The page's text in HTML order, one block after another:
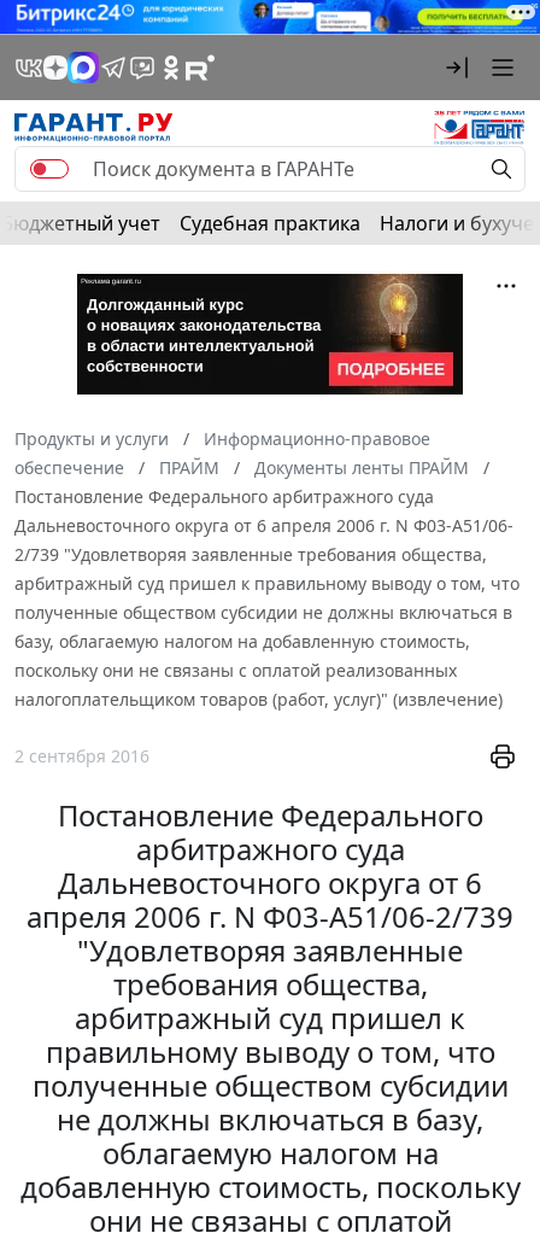
Бюджетный учет Судебная практика Налоги и
Продукты и услуги
Информационно-правовое
обеспечение
ПРАЙМ
Документы ленты ПРАЙМ
Постановление Федерального арбитражного суда
Дальневосточного округа от 6 апреля 2006 г. N Ф03-А51/06-
2/739 "Удовлетворяя заявленные требования общества,
арбитражный суд пришел к правильному выводу о том, что
полученные обществом субсидии не должны включаться в
базу, облагаемую налогом на добавленную стоимость,
поскольку они не связаны с оплатой реализованных
налогоплательщиком товаров (работ, услуг)" (извлечение)
2 сентября 2016
Постановление Федерального
арбитражного суда
Дальневосточного округа от 6
апреля 2006 г. N Ф03-А51/06-2/739
"Удовлетворяя заявленные
требования общества,
арбитражный суд пришел к
правильному выводу о том, что
полученные обществом субсидии
не должны включаться в базу,
облагаемую налогом на
добавленную стоимость, поскольку
они не связаны с оплатой